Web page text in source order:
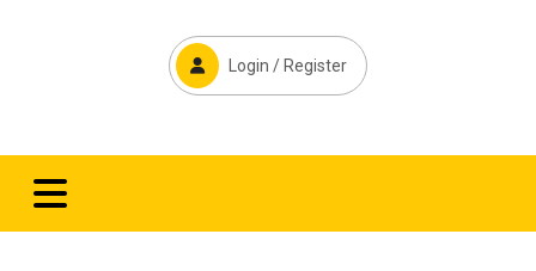
Login / Register